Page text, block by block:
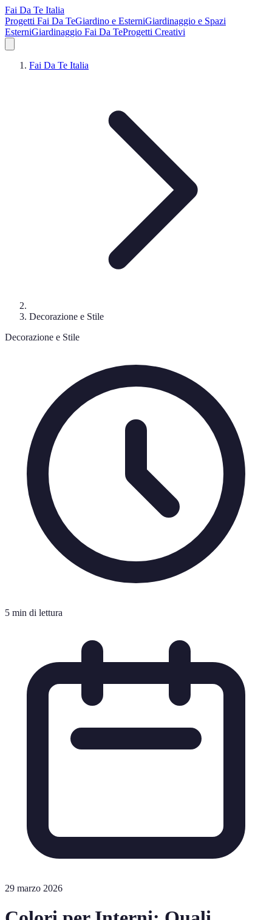
Fai Da Te Italia
Progetti Fai Da TeGiardino e EsterniGiardinaggio e Spazi
EsterniGiardinaggio Fai Da TeProgetti Creativi
Fai Da Te Italia
Decorazione e Stile
Decorazione e Stile
5 min di lettura
29 marzo 2026